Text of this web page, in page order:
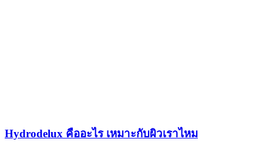
Hydrodelux คืออะไร เหมาะกับผิวเราไหม